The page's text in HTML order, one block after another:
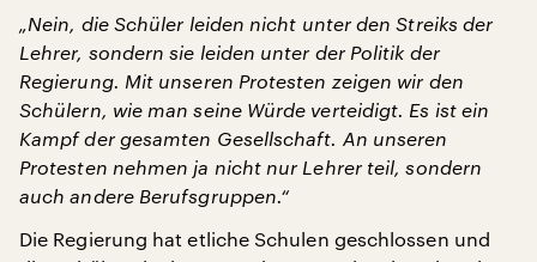
„Nein, die Schüler leiden nicht unter den Streiks der
Lehrer, sondern sie leiden unter der Politik der
Regierung. Mit unseren Protesten zeigen wir den
Schülern, wie man seine Würde verteidigt. Es ist ein
Kampf der gesamten Gesellschaft. An unseren
Protesten nehmen ja nicht nur Lehrer teil, sondern
auch andere Berufsgruppen.“
Die Regierung hat etliche Schulen geschlossen und